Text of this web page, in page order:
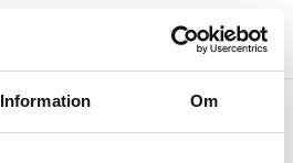
Information Om